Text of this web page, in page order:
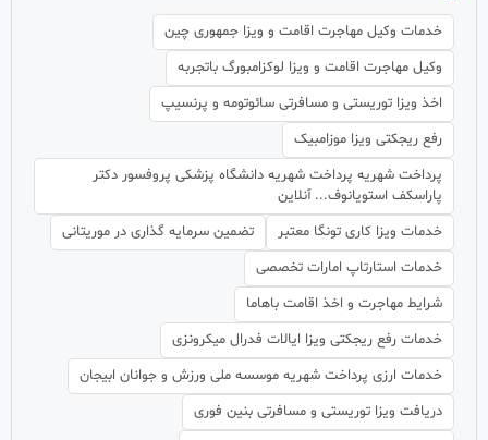
خدمات وکیل مهاجرت اقامت و ویزا جمهوری چین
وکیل مهاجرت اقامت و ویزا لوکزامبورگ باتجربه
اخذ ویزا توریستی و مسافرتی سائوتومه و پرنسیپ
رفع ریجکتی ویزا موزامبیک
پرداخت شهریه پرداخت شهریه دانشگاه پزشکی پروفسور دکتر
پاراسکف استویانوف... آنلاین
خدمات ویزا کاری تونگا معتبر
تضمین سرمایه گذاری در موریتانی
خدمات استارتاپ امارات تخصصی
شرایط مهاجرت و اخذ اقامت باهاما
خدمات رفع ریجکتی ویزا ایالات فدرال میکرونزی
خدمات ارزی پرداخت شهریه موسسه ملی ورزش و جوانان ابیجان
دریافت ویزا توریستی و مسافرتی بنین فوری